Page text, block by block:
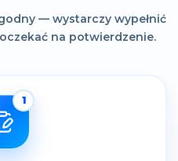
— wystarczy wypełnić
na potwierdzenie.
1